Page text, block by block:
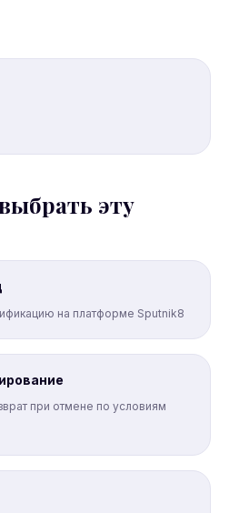
эту
на платформе Sputnik8
при отмене по условиям